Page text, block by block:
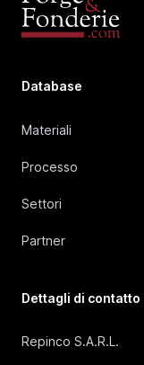
Database
Materiali
Processo
Settori
Partner
Dettagli di contatto
Repinco S.A.R.L.